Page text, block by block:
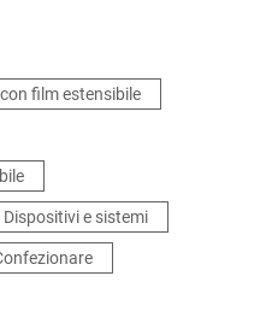
film estensibile
Dispositivi e sistemi